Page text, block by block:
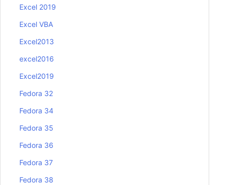
Excel 2019
Excel VBA
Excel2013
excel2016
Excel2019
Fedora 32
Fedora 34
Fedora 35
Fedora 36
Fedora 37
Fedora 38